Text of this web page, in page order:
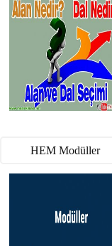
HEM Modüller